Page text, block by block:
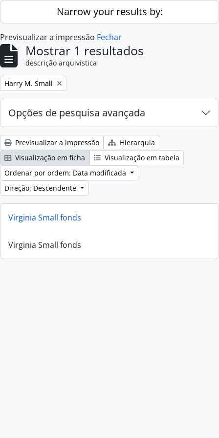
Skip to main contentNarrow your results by:
Previsualizar a impressão Fechar
Mostrar 1 resultados
descrição arquivística
Remove filter:
Harry M. Small
Opções de pesquisa avançada
Previsualizar a impressão
Hierarquia
Visualização em ficha
Visualização em tabela
Ordenar por ordem: Data modificada
Direção: Descendente
Virginia Small fonds
Virginia Small fonds